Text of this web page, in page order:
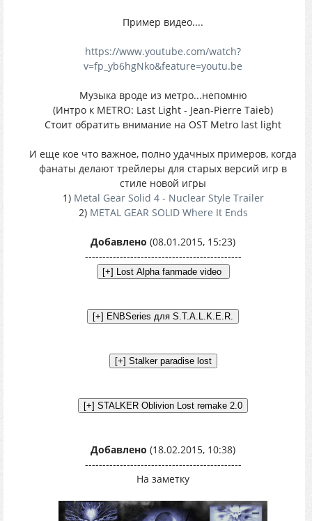
Пример видео....
https://www.youtube.com/watch?
v=fp_yb6hgNko&feature=youtu.be
Музыка вроде из метро...непомню
(Интро к METRO: Last Light - Jean-Pierre Taieb)
Стоит обратить внимание на OST Metro last light
И еще кое что важное, полно удачных примеров, когда
фанаты делают трейлеры для старых версий игр в
стиле новой игры
1) Metal Gear Solid 4 - Nuclear Style Trailer
2) METAL GEAR SOLID Where It Ends
Добавлено (08.01.2015, 15:23)
---------------------------------------------
Добавлено (18.02.2015, 10:38)
---------------------------------------------
На заметку